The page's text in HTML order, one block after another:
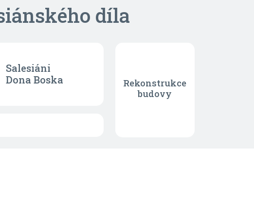
díla
Salesiáni
Dona Boska
Rekonstrukce
budovy